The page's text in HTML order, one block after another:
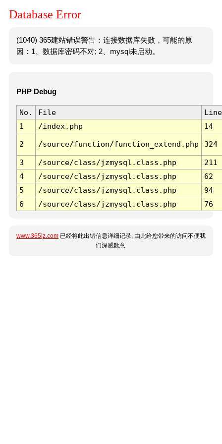
Database Error
(1040) 365建站错误警告：连接数据库失败，可能的原
因：1、数据库密码不对; 2、mysql未启动。
PHP Debug
No. File
Line
1
/index.php 14
2 /source/function/function_extend.php 324
3 /source/class/jzmysql.class.php
211
4
/source/class/jzmysql.class.php
62
5
/source/class/jzmysql.class.php
94
6
/source/class/jzmysql.class.php 76
www.365jz.com 已经将此出错信息详细记录, 由此给您带来的访问不便我
们深感歉意.